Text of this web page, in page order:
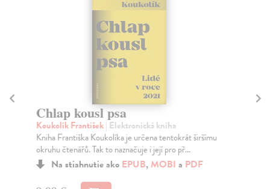
Chlap kousl psa
Koukolík František| Elektronická kniha
Kniha Františka Koukolíka je určena tentokrát širšímu
okruhu čtenářů. Tak to naznačuje i její pro př...
Na stiahnutie ako EPUB,MOBI a PDF